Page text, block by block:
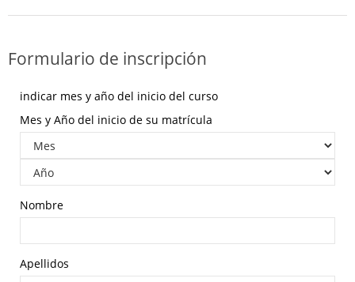
Formulario de inscripción
indicar mes y año del inicio del curso
Mes y Año del inicio de su matrícula
Nombre
Apellidos